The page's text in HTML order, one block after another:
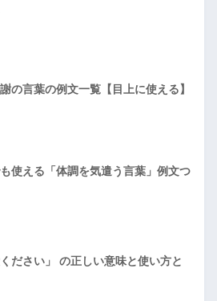
の言葉の例文一覧【目上に使える】
使える「体調を気遣う言葉」例文つ
ください」 の正しい意味と使い方と